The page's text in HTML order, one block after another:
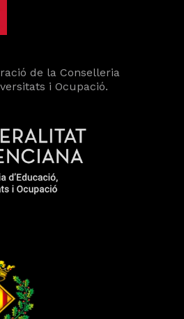
de la Conselleria
i Ocupació.